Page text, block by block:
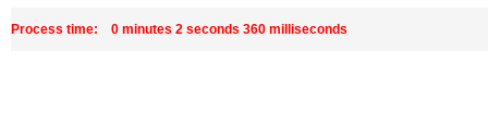
Process time: 0 minutes 2 seconds 360 milliseconds